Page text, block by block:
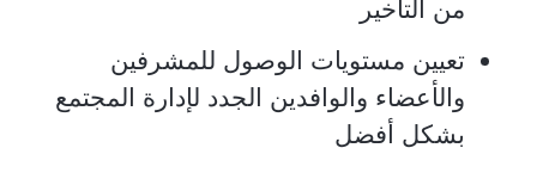
من التأخير
تعيين مستويات الوصول للمشرفين
والأعضاء والوافدين الجدد لإدارة المجتمع
بشكل أفضل